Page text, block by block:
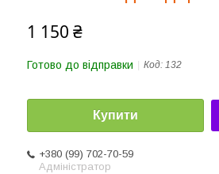
1 150 ₴
Готово до відправки Код: 132
Купити
+380 (99) 702-70-59
Адміністратор